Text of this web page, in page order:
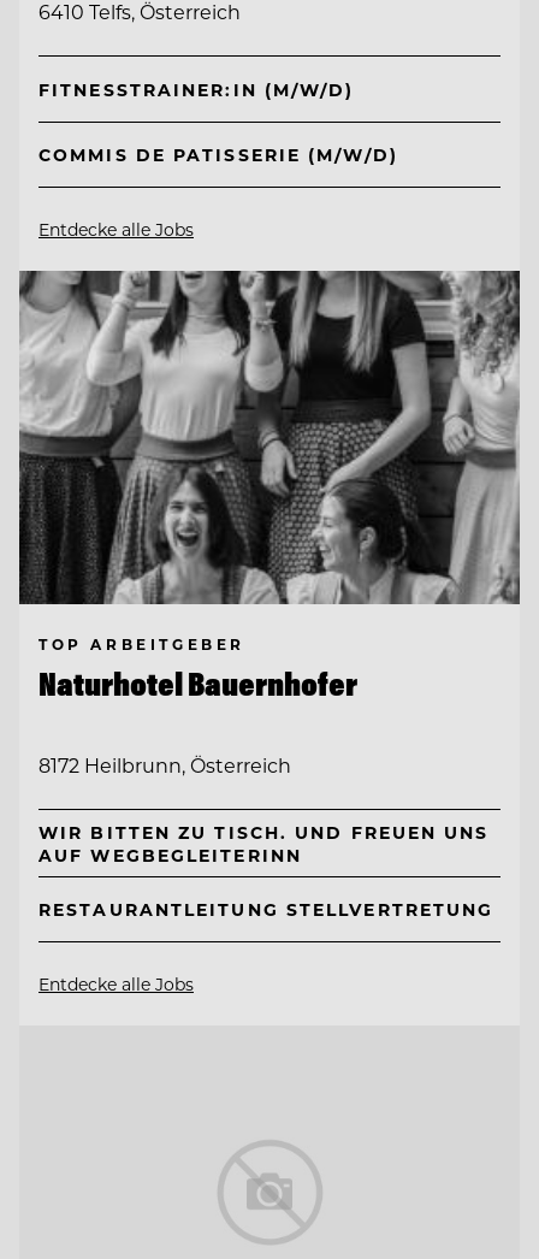
6410 Telfs, Österreich
FITNESSTRAINER:IN (M/W/D)
COMMIS DE PATISSERIE (M/W/D)
Entdecke alle Jobs
TOP ARBEITGEBER
Naturhotel Bauernhofer
8172 Heilbrunn, Österreich
WIR BITTEN ZU TISCH. UND FREUEN UNS
AUF WEGBEGLEITERINN
RESTAURANTLEITUNG STELLVERTRETUNG
Entdecke alle Jobs